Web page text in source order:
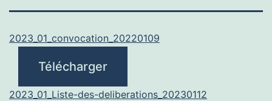
2023_01_convocation_20220109
Télécharger
2023_01_Liste-des-deliberations_20230112